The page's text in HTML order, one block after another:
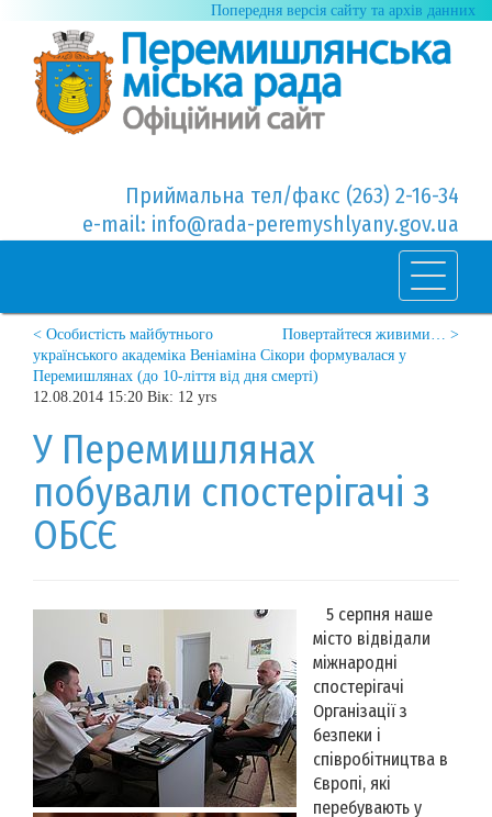
Попередня версія сайту та архів данних
Приймальна тел/факс (263) 2-16-34
e-mail: info@rada-peremyshlyany.gov.ua
Повертайтеся живими… >
< Особистість майбутнього
українського академіка Веніаміна Сікори формувалася у
Перемишлянах (до 10-ліття від дня смерті)
12.08.2014 15:20 Вік: 12 yrs
У Перемишлянах
побували спостерігачі з
ОБСЄ
5 серпня наше
місто відвідали
міжнародні
спостерігачі
Організації з
безпеки і
співробітництва в
Європі, які
перебувають у